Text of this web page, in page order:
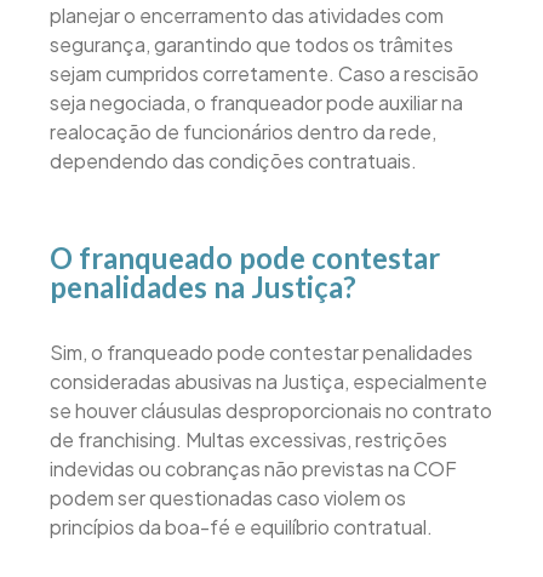
planejar o encerramento das atividades com
segurança, garantindo que todos os trâmites
sejam cumpridos corretamente. Caso a rescisão
seja negociada, o franqueador pode auxiliar na
realocação de funcionários dentro da rede,
dependendo das condições contratuais.
O franqueado pode contestar
penalidades na Justiça?
Sim, o franqueado pode contestar penalidades
consideradas abusivas na Justiça, especialmente
se houver cláusulas desproporcionais no contrato
de franchising. Multas excessivas, restrições
indevidas ou cobranças não previstas na COF
podem ser questionadas caso violem os
princípios da boa-fé e equilíbrio contratual.